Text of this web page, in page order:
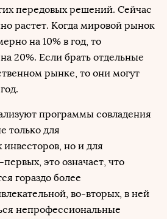
передовых решений. Сейчас
растет. Когда мировой рынок
на 10% в год, то
20%. Если брать отдельные
рынке, то они могут
программы совладения
только для
но и для
это означает, что
гораздо более
во-вторых, в ней
непрофессиональные